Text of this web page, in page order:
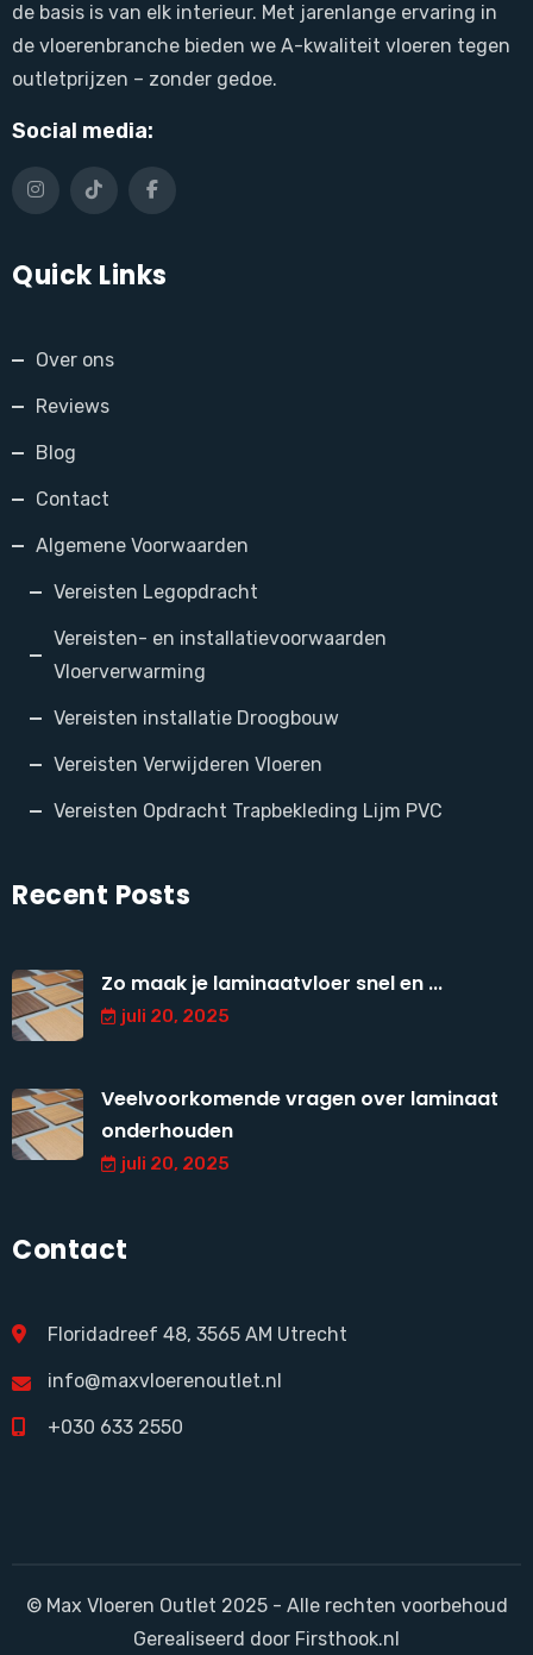
de basis is van elk interieur. Met jarenlange ervaring in
de vloerenbranche bieden we A-kwaliteit vloeren tegen
outletprijzen – zonder gedoe.
Social media:
Quick Links
Over ons
Reviews
Blog
Contact
Algemene Voorwaarden
Vereisten Legopdracht
Vereisten- en installatievoorwaarden
Vloerverwarming
Vereisten installatie Droogbouw
Vereisten Verwijderen Vloeren
Vereisten Opdracht Trapbekleding Lijm PVC
Recent Posts
Zo maak je laminaatvloer snel en ...
juli 20, 2025
Veelvoorkomende vragen over laminaat
onderhouden
juli 20, 2025
Contact
Floridadreef 48, 3565 AM Utrecht
info@maxvloerenoutlet.nl
+030 633 2550
© Max Vloeren Outlet 2025 - Alle rechten voorbehoud
Gerealiseerd door Firsthook.nl